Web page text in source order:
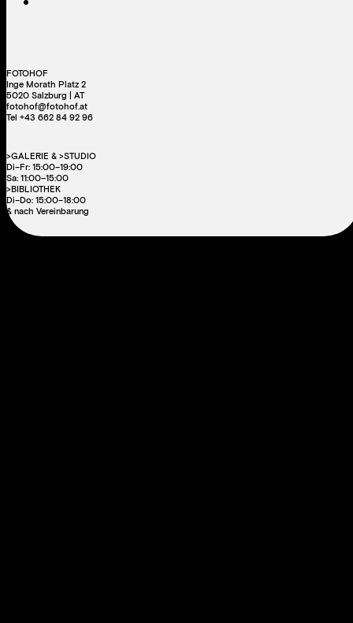
FOTOHOF
Inge Morath Platz 2
5020 Salzburg | AT
fotohof@fotohof.at
Tel +43 662 84 92 96
>GALERIE & >STUDIO
Di–Fr: 15:00–19:00
Sa: 11:00–15:00
>BIBLIOTHEK
Di–Do: 15:00–18:00
& nach Vereinbarung